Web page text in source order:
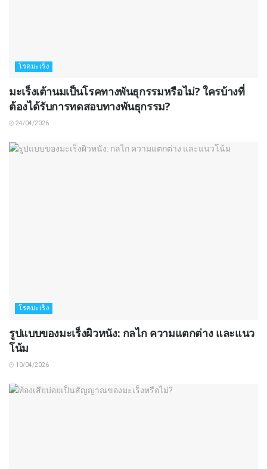
โรคมะเร็ง
มะเร็งเต้านมเป็นโรคทางพันธุกรรมหรือไม่? ใครบ้างที่
ต้องได้รับการทดสอบทางพันธุกรรม?
24/04/2026
โรคมะเร็ง
รูปแบบของมะเร็งผิวหนัง: กลไก ความแตกต่าง และแนว
โน้ม
10/04/2026